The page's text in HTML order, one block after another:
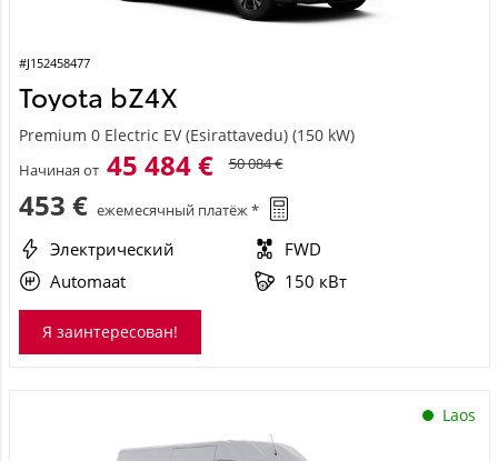
#J152458477
Toyota bZ4X
Premium 0 Electric EV (Esirattavedu) (150 kW)
Начиная от 45 484 € 50 084 €
453 € ежемесячный платёж *
Электрический
FWD
Automaat
150 кВт
Я заинтересован!
Laos